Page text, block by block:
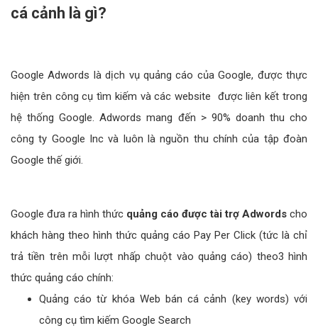
cá cảnh là gì?
Google Adwords là dịch vụ quảng cáo của Google, được thực
hiện trên công cụ tìm kiếm và các website được liên kết trong
hệ thống Google. Adwords mang đến > 90% doanh thu cho
công ty Google Inc và luôn là nguồn thu chính của tập đoàn
Google thế giới.
Google đưa ra hình thức quảng cáo được tài trợ Adwords cho
khách hàng theo hình thức quảng cáo Pay Per Click (tức là chỉ
trả tiền trên mỗi lượt nhấp chuột vào quảng cáo) theo3 hình
thức quảng cáo chính:
Quảng cáo từ khóa Web bán cá cảnh (key words) với
công cụ tìm kiếm Google Search